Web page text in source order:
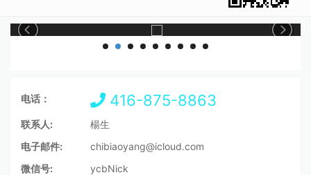
电话： 416-875-8863
联系人:
楊生
电子邮件:
chibiaoyang@icloud.com
微信号:
ycbNick